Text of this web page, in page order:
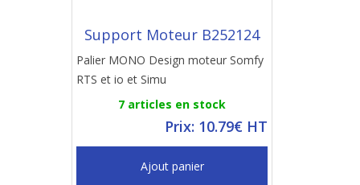
Support Moteur B252124
Palier MONO Design moteur Somfy
RTS et io et Simu
7 articles en stock
Prix: 10.79€ HT
Ajout panier